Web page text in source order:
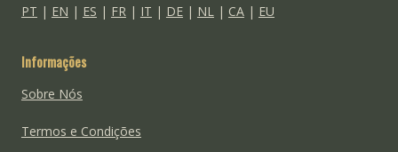
PT | EN | ES | FR| IT | DE| NL| CA| EU
Informações
Sobre Nós
Termos e Condições